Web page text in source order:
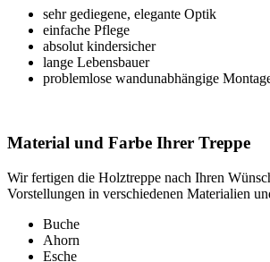
sehr gediegene, elegante Optik
einfache Pflege
absolut kindersicher
lange Lebensbauer
problemlose wandunabhängige
Material und Farbe Ihrer Treppe
Wir fertigen die Holztreppe nach Ihren
Vorstellungen in verschiedenen Materialien
Buche
Ahorn
Esche